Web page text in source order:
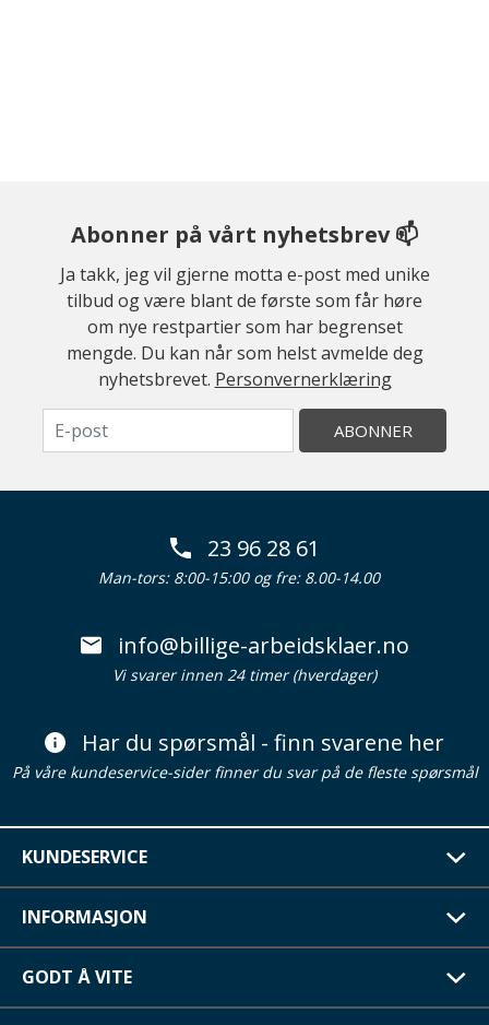
Abonner på vårt nyhetsbrev 📫
Ja takk, jeg vil gjerne motta e-post med unike
tilbud og være blant de første som får høre
om nye restpartier som har begrenset
mengde. Du kan når som helst avmelde deg
nyhetsbrevet. Personvernerklæring
ABONNER
23 96 28 61
Man-tors: 8:00-15:00 og fre: 8.00-14.00
info@billige-arbeidsklaer.no
Vi svarer innen 24 timer (hverdager)
Har du spørsmål - finn svarene her
På våre kundeservice-sider finner du svar på de fleste spørsmål
KUNDESERVICE
INFORMASJON
GODT Å VITE